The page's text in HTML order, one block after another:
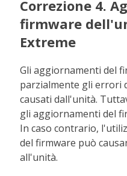
Correzione 4.
firmware
Extreme
Gli aggiornamenti del
parzialmente gli errori
causati dall'unità.
gli aggiornamenti del
In caso contrario,
del firmware può
all'unità.